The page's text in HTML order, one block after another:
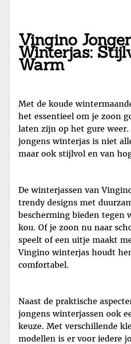
Vingino
Winterjas:
Warm
Met de koude
het essentieel om je zoon
laten zijn op het gure weer.
jongens winterjas is niet
maar ook stijlvol en van
De winterjassen van
trendy designs met
bescherming bieden tegen
kou. Of je zoon nu naar
speelt of een uitje maakt
Vingino winterjas houdt
comfortabel.
Naast de praktische
jongens winterjassen ook
keuze. Met verschillende
modellen is er voor iedere